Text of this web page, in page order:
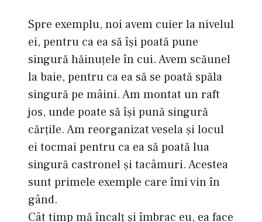
Spre exemplu, noi avem cuier la nivelul
ei, pentru ca ea să îşi poată pune
singură hăinuţele în cui. Avem scăunel
la baie, pentru ca ea să se poată spăla
singură pe mâini. Am montat un raft
jos, unde poate să îşi pună singură
cărţile. Am reorganizat vesela şi locul
ei tocmai pentru ca ea să poată lua
singură castronel şi tacâmuri. Acestea
sunt primele exemple care îmi vin în
gând.
Cât timp mă încalţ şi îmbrac eu, ea face